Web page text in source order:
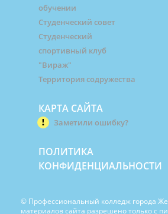
обучении
Студенческий совет
Студенческий
спортивный клуб
"Вираж"
Территория содружества
КАРТА САЙТА
Заметили ошибку?
ПОЛИТИКА
КОНФИДЕНЦИАЛЬНОСТИ
© Профессиональный колледж города
материалов сайта разрешено только с